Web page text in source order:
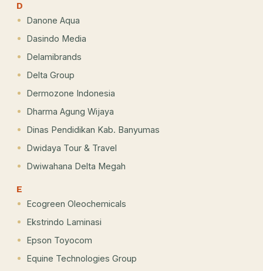
D
Danone Aqua
Dasindo Media
Delamibrands
Delta Group
Dermozone Indonesia
Dharma Agung Wijaya
Dinas Pendidikan Kab. Banyumas
Dwidaya Tour & Travel
Dwiwahana Delta Megah
E
Ecogreen Oleochemicals
Ekstrindo Laminasi
Epson Toyocom
Equine Technologies Group